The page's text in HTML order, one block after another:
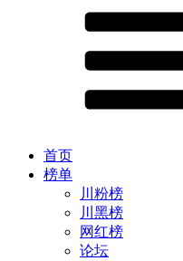
首页
榜单
川粉榜
川黑榜
网红榜
论坛